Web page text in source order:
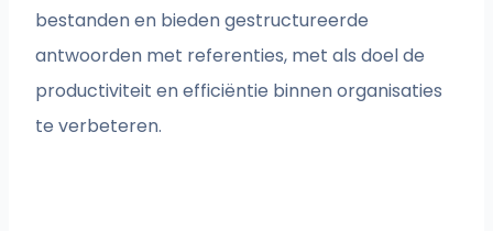
bestanden en bieden gestructureerde
antwoorden met referenties, met als doel de
productiviteit en efficiëntie binnen organisaties
te verbeteren.